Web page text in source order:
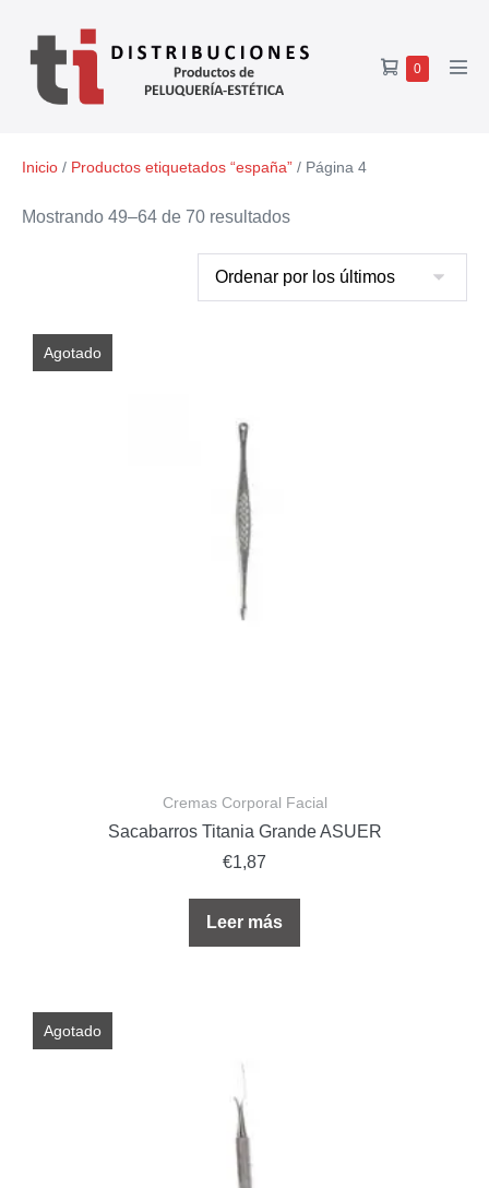
0
Inicio / Productos etiquetados “españa” / Página 4
Mostrando 49–64 de 70 resultados
Agotado
Cremas Corporal Facial
Sacabarros Titania Grande ASUER
€1,87
Leer más
Agotado